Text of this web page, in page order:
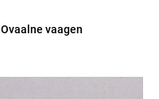
Ovaalne vaagen